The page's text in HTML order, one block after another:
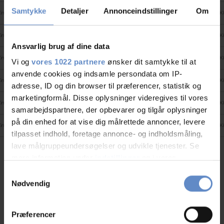
Samtykke Detaljer Annonceindstillinger Om
Ansvarlig brug af dine data
Vi og vores 1022 partnere ønsker dit samtykke til at
anvende cookies og indsamle persondata om IP-
adresse, ID og din browser til præferencer, statistik og
marketingformål. Disse oplysninger videregives til vores
samarbejdspartnere, der opbevarer og tilgår oplysninger
på din enhed for at vise dig målrettede annoncer, levere
tilpasset indhold, foretage annonce- og indholdsmåling,
lave målgruppeundersøgelser og udvikle tjenester. Se
tilbage eller ændre indstillinger fra vores
"Cookiedeklaration", eller ved at trykke på "Privacy
Nødvendig
Præferencer
mit Bad und WC (3 Pers.) 625,00 DKK 625,00
mit Bad und WC (4 Pers.) 675,00
mit Bad und WC ( 5 Pers.) 725,00 DKK 725,00
ohne Bad und WC ( 1 Pers.) 425,00
ohne Bad und WC (2 Pers.) 475,00 DKK 475,00
ohne Bad und WC ( 3 Pers.) 525,00 DKK 525,00
Adresse Kirkevej 28, 6950 Ringkøbing
Fax +45 9732 4959